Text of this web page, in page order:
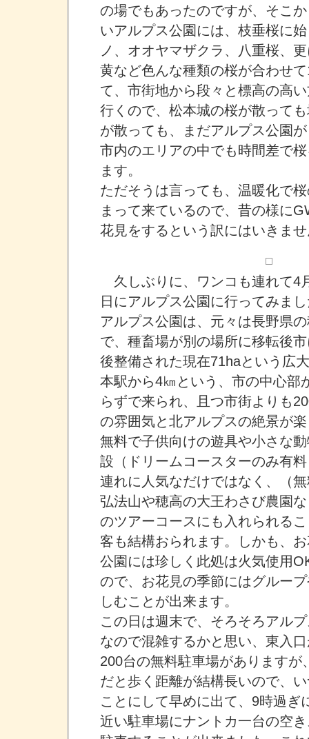
の場でもあったのですが、そこ
いアルプス公園には、枝垂桜に
ノ、オオヤマザクラ、八重桜、
黄など色んな種類の桜が合わせ
て、市街地から段々と標高の高
行くので、松本城の桜が散って
が散っても、まだアルプス公園
市内のエリアの中でも時間差で
ます。
ただそうは言っても、温暖化で
まって来ているので、昔の様に
花見をするという訳にはいきま
久しぶりに、ワンコも連れて4
日にアルプス公園に行ってみま
アルプス公園は、元々は長野県
で、種畜場が別の場所に移転後
後整備された現在71haという広
本駅から4㎞という、市の中心部
らずで来られ、且つ市街よりも
の雰囲気と北アルプスの絶景が
無料で子供向けの遊具や小さな
設（ドリームコースターのみ有
連れに人気なだけではなく、（
弘法山や穂高の大王わさび農園
のツアーコースにも入れられる
客も結構おられます。しかも、
公園には珍しく此処は火気使用
ので、お花見の季節にはグルー
しむことが出来ます。
この日は週末で、そろそろアル
なので混雑するかと思い、東入
200台の無料駐車場がありますが
だと歩く距離が結構長いので、
ことにして早めに出て、9時過ぎ
近い駐車場にナントカ一台の空